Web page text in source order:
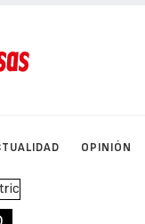
OPINIÓN